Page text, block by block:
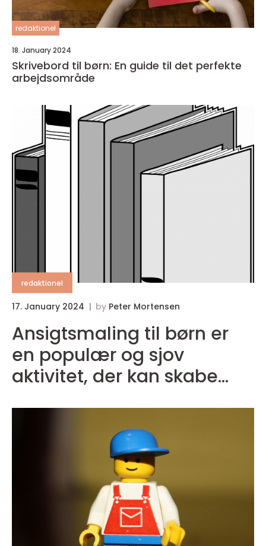
redaktionel
18. January 2024
Skrivebord til børn: En guide til det perfekte
arbejdsområde
redaktionel
17. January 2024 by Peter Mortensen
Ansigtsmaling til børn er
en populær og sjov
aktivitet, der kan skabe